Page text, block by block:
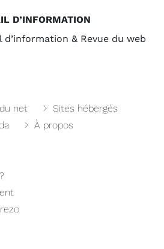
D’INFORMATION
d’information & Revue du web
net
Sites hébergés
À propos